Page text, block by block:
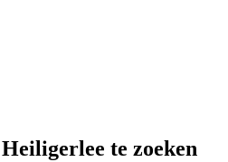
te zoeken